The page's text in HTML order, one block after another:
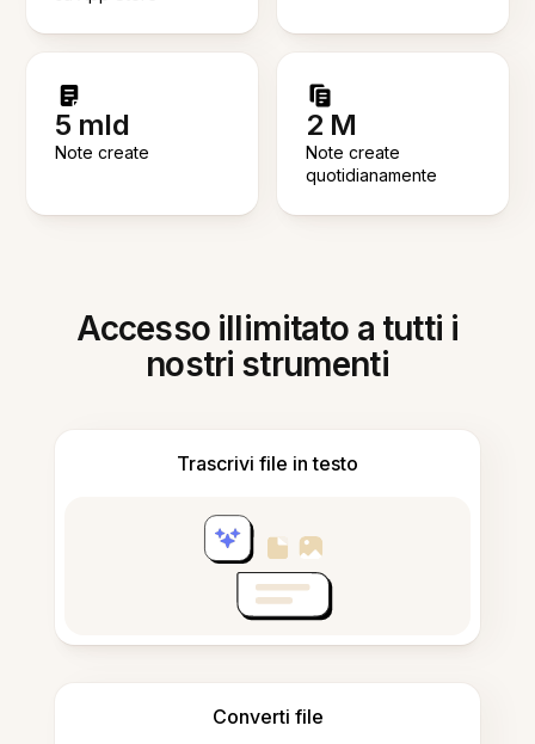
5 mld
Note create
2 M
Note create
quotidianamente
Accesso illimitato a tutti i
nostri strumenti
Trascrivi file in testo
Converti file